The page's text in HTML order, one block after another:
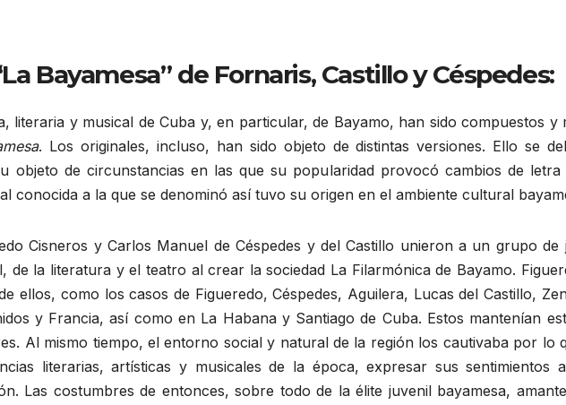
Bayamesa” de Fornaris, Castillo y Céspedes:
literaria y musical de Cuba y, en particular, de Bayamo, han sido compuestos y
. Los originales, incluso, han sido objeto de distintas versiones. Ello se
objeto de circunstancias en las que su popularidad provocó cambios de
conocida a la que se denominó así tuvo su origen en el ambiente cultural
Cisneros y Carlos Manuel de Céspedes y del Castillo unieron a un grupo
de la literatura y el teatro al crear la sociedad La Filarmónica de Bayamo.
ellos, como los casos de Figueredo, Céspedes, Aguilera, Lucas del Castillo,
y Francia, así como en La Habana y Santiago de Cuba. Estos mantenían
Al mismo tiempo, el entorno social y natural de la región los cautivaba por lo
literarias, artísticas y musicales de la época, expresar sus sentimientos
Las costumbres de entonces, sobre todo de la élite juvenil bayamesa,